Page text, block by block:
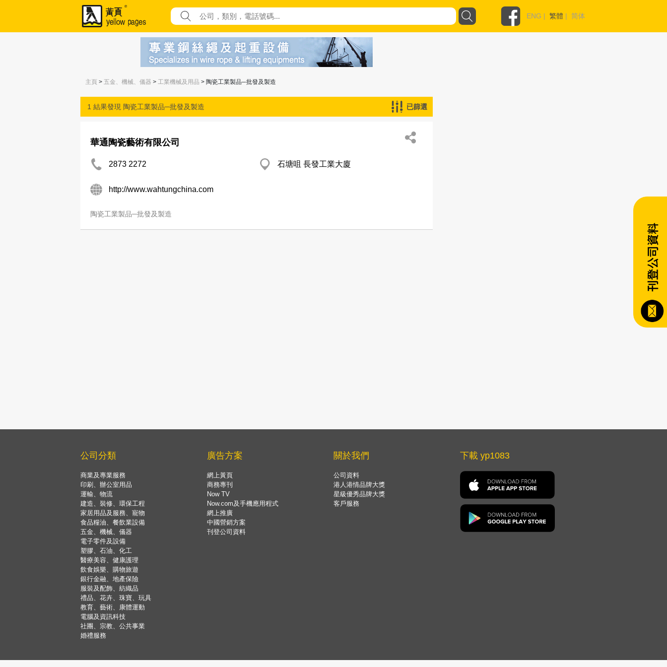
ENG | 繁體 | 简体
主頁 > 五金、機械、儀器 > 工業機械及用品 > 陶瓷工業製品─批發及製造
1 結果發現 陶瓷工業製品─批發及製造 已篩選
華通陶瓷藝術有限公司
2873 2272 石塘咀 長發工業大廈
http://www.wahtungchina.com
陶瓷工業製品─批發及製造
公司分類
商業及專業服務
印刷、辦公室用品
運輸、物流
建造、裝修、環保工程
家居用品及服務、寵物
食品糧油、餐飲業設備
五金、機械、儀器
電子零件及設備
塑膠、石油、化工
醫療美容、健康護理
飲食娛樂、購物旅遊
銀行金融、地產保險
服裝及配飾、紡織品
禮品、花卉、珠寶、玩具
教育、藝術、康體運動
電腦及資訊科技
社團、宗教、公共事業
婚禮服務
廣告方案
網上黃頁
商務專刊
Now TV
Now.com及手機應用程式
網上推廣
中國營銷方案
刊登公司資料
關於我們
公司資料
港人港情品牌大獎
星級優秀品牌大獎
客戶服務
下載 yp1083